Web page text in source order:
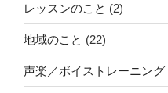
レッスンのこと (2)
地域のこと (22)
声楽／ボイストレーニング